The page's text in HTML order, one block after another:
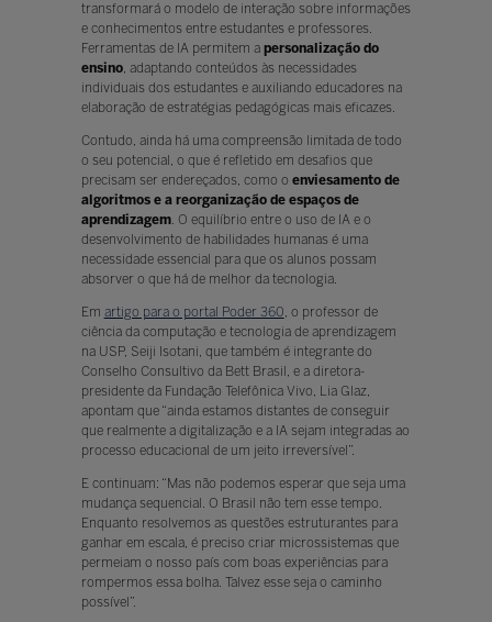
transformará o modelo de interação sobre informações
e conhecimentos entre estudantes e professores.
Ferramentas de IA permitem a personalização do
ensino, adaptando conteúdos às necessidades
individuais dos estudantes e auxiliando educadores na
elaboração de estratégias pedagógicas mais eficazes.
Contudo, ainda há uma compreensão limitada de todo
o seu potencial, o que é refletido em desafios que
precisam ser endereçados, como o enviesamento de
algoritmos e a reorganização de espaços de
aprendizagem. O equilíbrio entre o uso de IA e o
desenvolvimento de habilidades humanas é uma
necessidade essencial para que os alunos possam
absorver o que há de melhor da tecnologia.
Em artigo para o portal Poder 360 , o professor de
ciência da computação e tecnologia de aprendizagem
na USP, Seiji Isotani, que também é integrante do
Conselho Consultivo da Bett Brasil, e a diretora-
presidente da Fundação Telefônica Vivo, Lia Glaz,
apontam que “ainda estamos distantes de conseguir
que realmente a digitalização e a IA sejam integradas ao
processo educacional de um jeito irreversível”.
E continuam: “Mas não podemos esperar que seja uma
mudança sequencial. O Brasil não tem esse tempo.
Enquanto resolvemos as questões estruturantes para
ganhar em escala, é preciso criar microssistemas que
permeiam o nosso país com boas experiências para
rompermos essa bolha. Talvez esse seja o caminho
possível”.